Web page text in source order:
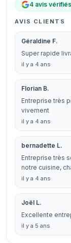
4 avis
AVIS CLIENTS
Géraldine F.
Super rapide
il y a 4 ans
Florian B.
Entreprise très
vivement
il y a 4 ans
bernadette L.
Entreprise très
notre cuisine,
il y a 4 ans
Joël L.
Excellente
il y a 5 ans